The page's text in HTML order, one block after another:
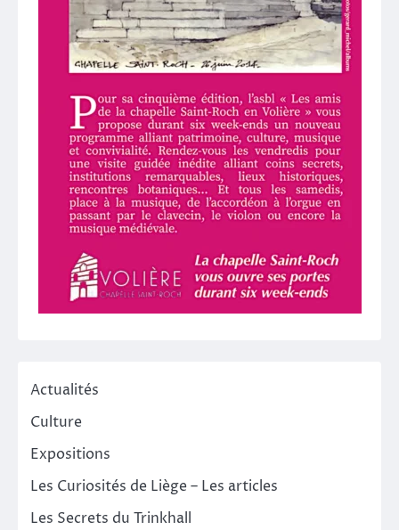
Actualités
Culture
Expositions
Les Curiosités de Liège – Les articles
Les Secrets du Trinkhall